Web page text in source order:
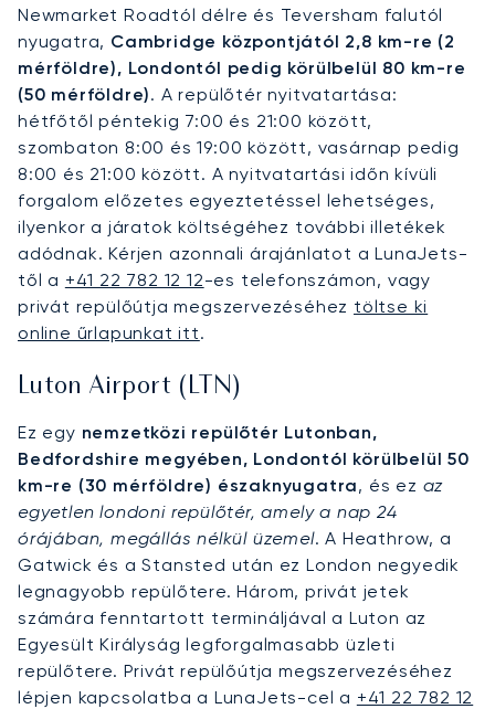
Newmarket Roadtól délre és Teversham falutól
nyugatra, Cambridge központjától 2,8 km-re (2
mérföldre), Londontól pedig körülbelül 80 km-re
(50 mérföldre). A repülőtér nyitvatartása:
hétfőtől péntekig 7:00 és 21:00 között,
szombaton 8:00 és 19:00 között, vasárnap pedig
8:00 és 21:00 között. A nyitvatartási időn kívüli
forgalom előzetes egyeztetéssel lehetséges,
ilyenkor a járatok költségéhez további illetékek
adódnak. Kérjen azonnali árajánlatot a LunaJets-
től a +41 22 782 12 12-es telefonszámon, vagy
privát repülőútja megszervezéséhez töltse ki
online űrlapunkat itt.
Luton Airport (LTN)
Ez egy nemzetközi repülőtér Lutonban,
Bedfordshire megyében, Londontól körülbelül 50
km-re (30 mérföldre) északnyugatra, és ez az
egyetlen londoni repülőtér, amely a nap 24
órájában, megállás nélkül üzemel. A Heathrow, a
Gatwick és a Stansted után ez London negyedik
legnagyobb repülőtere. Három, privát jetek
számára fenntartott termináljával a Luton az
Egyesült Királyság legforgalmasabb üzleti
repülőtere. Privát repülőútja megszervezéséhez
lépjen kapcsolatba a LunaJets-cel a +41 22 782 12